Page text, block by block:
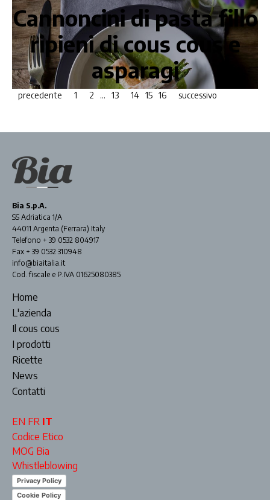
Cannoncini di pasta fillo
ripieni di cous cous e
asparagi
precedente 1 2 … 13 14 15 16 successivo
Bia S.p.A.
SS Adriatica 1/A
44011 Argenta (Ferrara) Italy
Telefono + 39 0532 804917
Fax + 39 0532 310948
info@biaitalia.it
Cod. fiscale e P.IVA 01625080385
Home
L'azienda
Il cous cous
I prodotti
Ricette
News
Contatti
EN FR IT
Codice Etico
MOG Bia
Whistleblowing
Privacy Policy
Cookie Policy